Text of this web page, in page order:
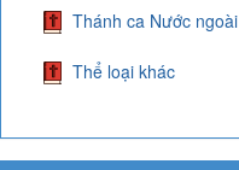
Thánh ca Nước ngoài
Thể loại khác